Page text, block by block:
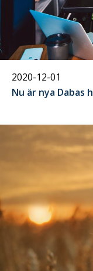
2020-12-01
Nu är nya Dabas